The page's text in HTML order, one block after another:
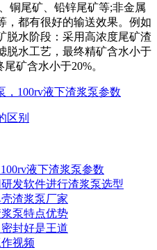
铜尾矿、铅锌尾矿等;非金属
，都有很好的输送效果。例如
脱水阶段：采用高浓度尾矿渣
脱水工艺，最终精矿含水小于
矿含水小于20%。
，100rv液下渣浆泵参数
区别
液下渣浆泵参数
发软件进行渣浆泵选型
渣浆泵厂家
泵特点优势
封好是王道
视频